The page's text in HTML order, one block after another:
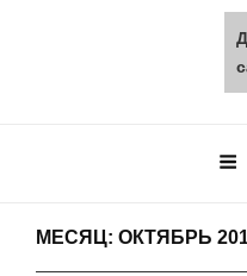
opt-
МЕСЯЦ: ОКТЯБРЬ